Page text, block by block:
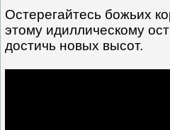
Остерегайтесь божьих
этому идиллическому
достичь новых высот.